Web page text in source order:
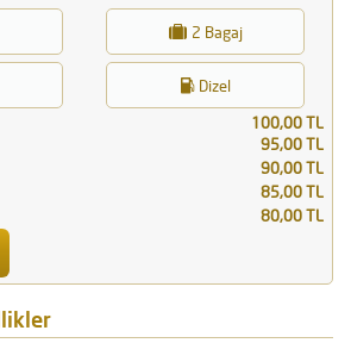
2 Bagaj
Dizel
100,00 TL
95,00 TL
90,00 TL
85,00 TL
80,00 TL